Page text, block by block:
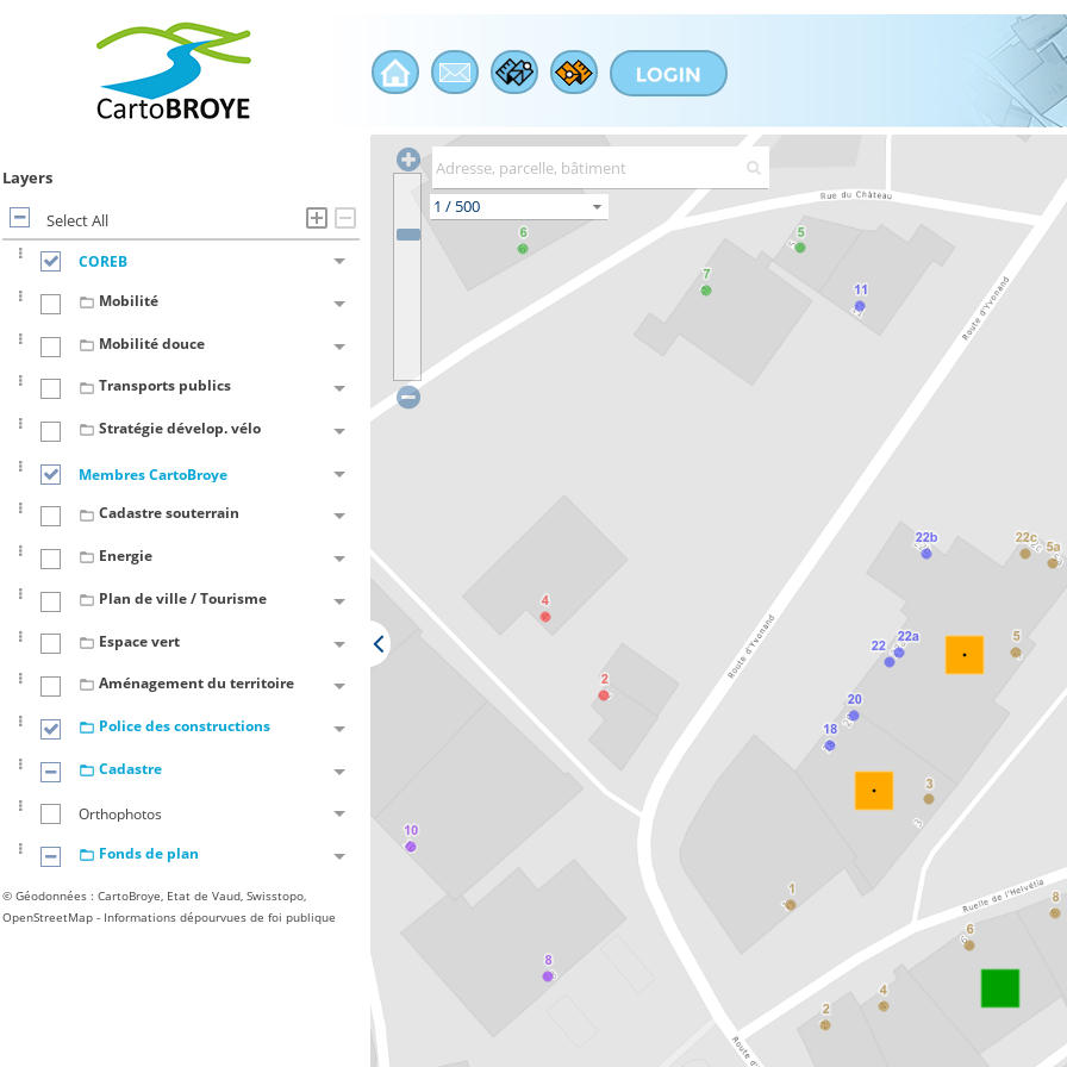
© Géodonnées : CartoBroye, Etat de Vaud, Swisstopo,
OpenStreetMap - Informations dépourvues de foi publique
Layers
Select All
COREB
Mobilité
Mobilité douce
Transports publics
Stratégie dévelop. vélo
Membres CartoBroye
Cadastre souterrain
Energie
Plan de ville / Tourisme
Espace vert
Aménagement du territoire
Police des constructions
Cadastre
Orthophotos
Fonds de plan